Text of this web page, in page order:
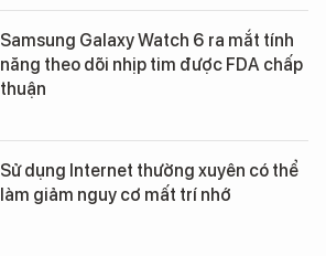
Samsung Galaxy Watch 6 ra mắt tính
năng theo dõi nhịp tim được FDA chấp
thuận
Sử dụng Internet thường xuyên có thể
làm giảm nguy cơ mất trí nhớ